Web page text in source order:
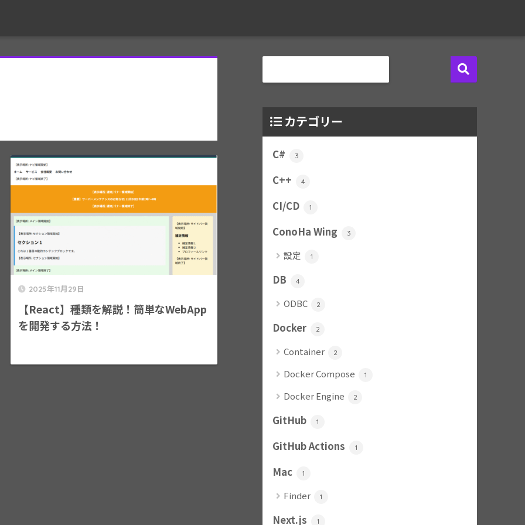
2025年11月29日
【React】種類を解説！簡単なWebApp
を開発する方法！
カテゴリー
C# 3
C++ 4
CI/CD 1
ConoHa Wing 3
設定 1
DB 4
ODBC 2
Docker 2
Container 2
Docker Compose 1
Docker Engine 2
GitHub 1
GitHub Actions 1
Mac 1
Finder 1
Next.js 1